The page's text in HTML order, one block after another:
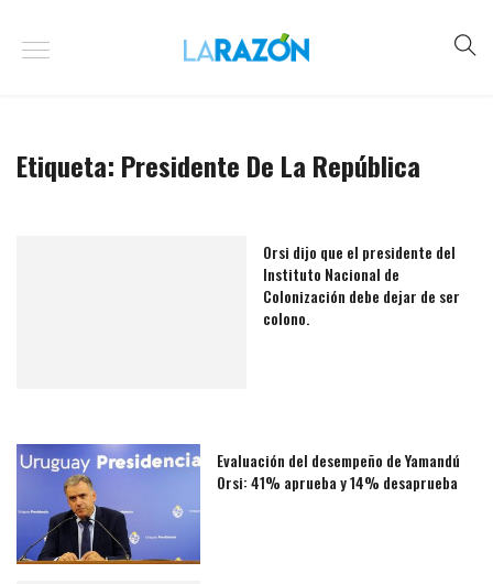
Etiqueta: Presidente De La República
Orsi dijo que el presidente del
Instituto Nacional de
Colonización debe dejar de ser
colono.
Evaluación del desempeño de Yamandú
Orsi: 41% aprueba y 14% desaprueba